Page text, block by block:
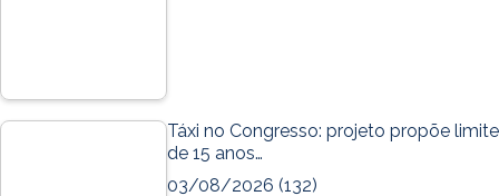
Táxi no Congresso: projeto propõe limite
de 15 anos…
03/08/2026 (132)